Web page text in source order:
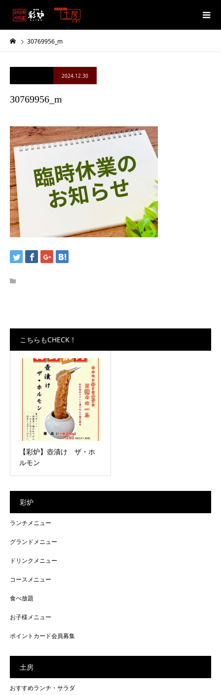
30769956_m
2024.12.30
30769956_m
こちらもCHECK！
【彩炉】壺漬け ザ・ホ
ルモン
彩炉
ランチメニュー
グランドメニュー
ドリンクメニュー
コースメニュー
食べ放題
お子様メニュー
ポイントカード会員募集
土房
おすすめランチ・サラダ